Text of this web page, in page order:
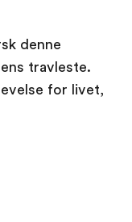
denne
travleste.
for livet,